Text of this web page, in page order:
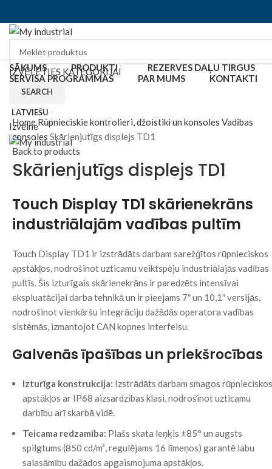
IZVĒLĒTIES KATEGORIJAI
SEARCH
LATVIEŠU
Izvēlne
SĀKUMS PRODUKTI
REZERVES DAĻU TIRGUS
SERVISA PROGRAMMAS
PAR MUMS KONTAKTI
Click to enlarge
Home Rūpnieciskie kontrolieri, džoistiki un konsoles Vadības
consoles Skārienjutīgs displejs TD1
Back to products
Skārienjutīgs displejs TD1
Touch Display TD1 skārienekrāns
industriālajām vadības pultīm
Touch Display TD1 ir izstrādāts darbam sarežģītos rūpnieciskos
apstākļos, nodrošinot uzticamu veiktspēju industriālajās vadības
pultīs. Šis izturīgais skārienekrāns ir paredzēts intensīvai
ekspluatācijai darba tehnikā un ir pieejams 7″ un 10,1″ versijās,
nodrošinot vienkāršu integrāciju dažādās operatora vadības
sistēmās, izmantojot CAN kopnes interfeisu.
Galvenās īpašības un priekšrocības
Izturīga konstrukcija: Izstrādāts darbam smagos rūpnieciskos
apstākļos ar IP68 aizsardzības klasi, nodrošinot uzticamu
darbību arī skarbā vidē.
Teicama redzamība: Plašs skata leņķis ±85° un augsts
spilgtums (850 cd/m², regulējams 16 līmeņos) garantē labu
salasāmību dažādos apgaismojuma apstākļos.